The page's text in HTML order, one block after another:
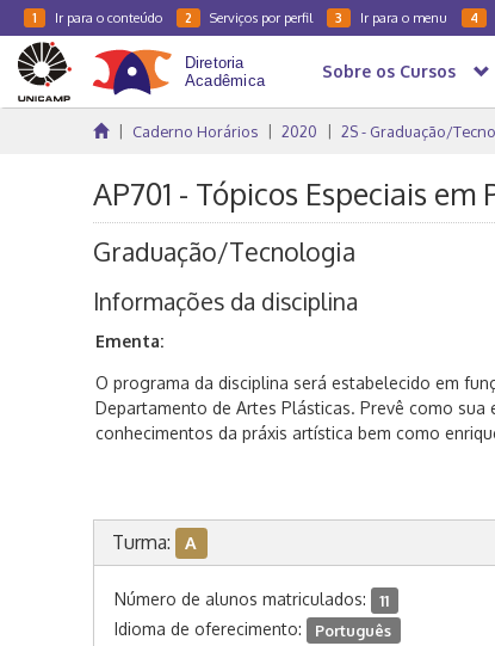
1 Ir para o conteúdo 2 Serviços por perfil 3 Ir para o menu 4
Sobre os Cursos
Caderno Horários 2020 2S - Graduação/
AP701 - Tópicos Especiais
Graduação/Tecnologia
Informações da disciplina
Ementa:
O programa da disciplina será estabelecido em
Departamento de Artes Plásticas. Prevê como
conhecimentos da práxis artística bem como
Turma: A
Número de alunos matriculados: 11
Idioma de oferecimento: Português